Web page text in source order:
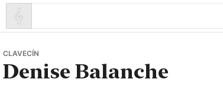
CLAVECÍN
Denise Balanche